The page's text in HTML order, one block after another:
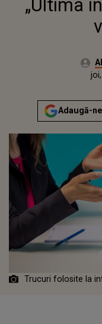
„Ultima
miercuri, 30 noiembrie
Adaugă-
Trucuri folosite la